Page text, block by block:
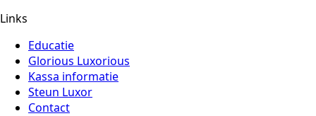
Links
Educatie
Glorious Luxorious
Kassa informatie
Steun Luxor
Contact